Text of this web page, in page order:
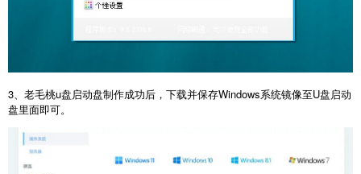
3、老毛桃u盘启动盘制作成功后，下载并保存Windows系统镜像至U盘启动
盘里面即可。